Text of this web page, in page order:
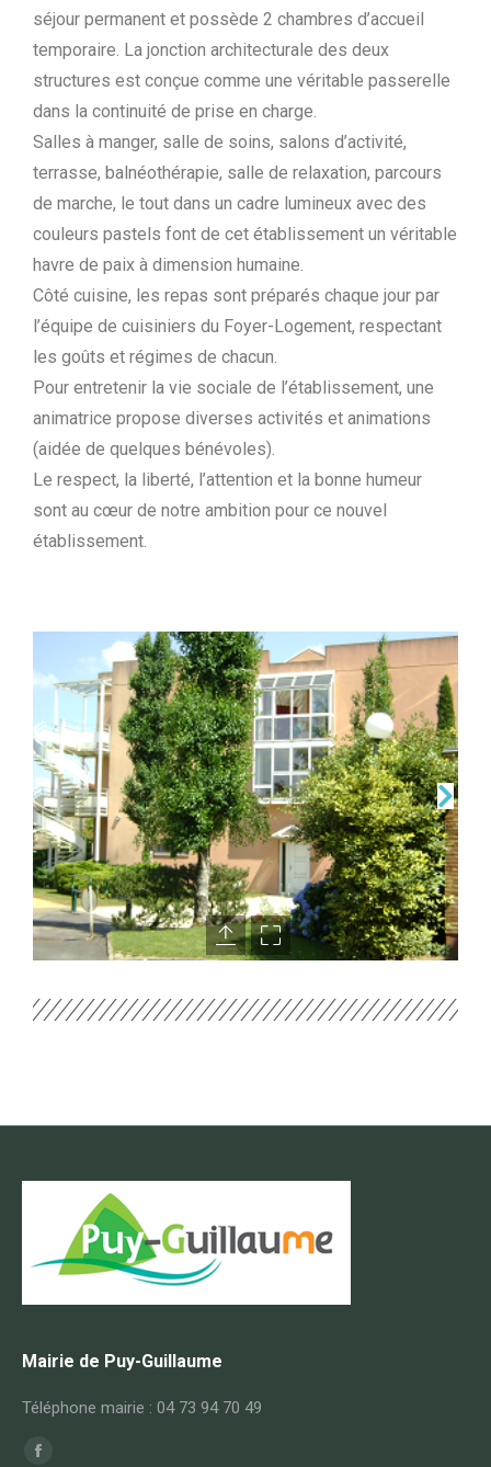
séjour permanent et possède 2 chambres d’accueil
temporaire. La jonction architecturale des deux
structures est conçue comme une véritable passerelle
dans la continuité de prise en charge.
Salles à manger, salle de soins, salons d’activité,
terrasse, balnéothérapie, salle de relaxation, parcours
de marche, le tout dans un cadre lumineux avec des
couleurs pastels font de cet établissement un véritable
havre de paix à dimension humaine.
Côté cuisine, les repas sont préparés chaque jour par
l’équipe de cuisiniers du Foyer-Logement, respectant
les goûts et régimes de chacun.
Pour entretenir la vie sociale de l’établissement, une
animatrice propose diverses activités et animations
(aidée de quelques bénévoles).
Le respect, la liberté, l’attention et la bonne humeur
sont au cœur de notre ambition pour ce nouvel
établissement.
Mairie de Puy-Guillaume
Téléphone mairie : 04 73 94 70 49
Trouvez nous sur :